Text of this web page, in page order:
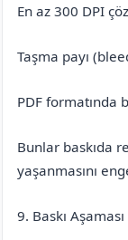
En az 300 DPI
Taşma payı
PDF formatında
Bunlar baskıda
yaşanmasını
9. Baskı